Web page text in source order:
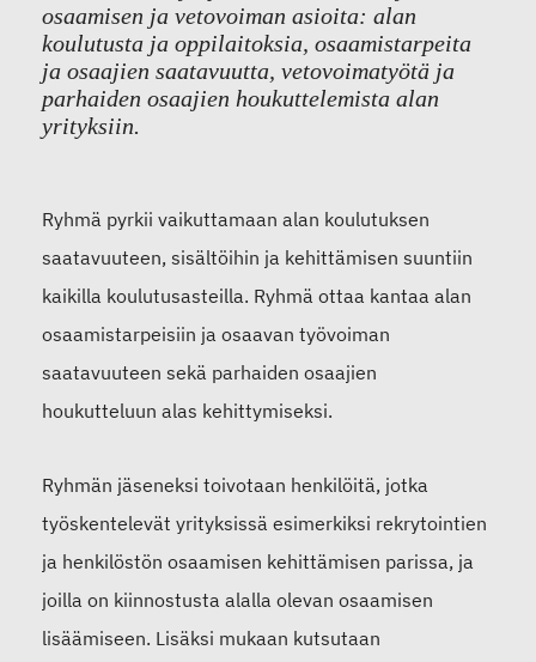
osaamisen ja vetovoiman asioita: alan
koulutusta ja oppilaitoksia, osaamistarpeita
ja osaajien saatavuutta, vetovoimatyötä ja
parhaiden osaajien houkuttelemista alan
yrityksiin.
Ryhmä pyrkii vaikuttamaan alan koulutuksen
saatavuuteen, sisältöihin ja kehittämisen suuntiin
kaikilla koulutusasteilla. Ryhmä ottaa kantaa alan
osaamistarpeisiin ja osaavan työvoiman
saatavuuteen sekä parhaiden osaajien
houkutteluun alas kehittymiseksi.
Ryhmän jäseneksi toivotaan henkilöitä, jotka
työskentelevät yrityksissä esimerkiksi rekrytointien
ja henkilöstön osaamisen kehittämisen parissa, ja
joilla on kiinnostusta alalla olevan osaamisen
lisäämiseen. Lisäksi mukaan kutsutaan